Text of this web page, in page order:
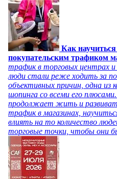
Как
покупательским трафиком
трафик в торговых центрах
люди стали реже ходить за
объективных причин, одна из
шопинга со всеми его
продолжает жить и
трафик в магазинах,
влиять на то количество
торговые точки, чтобы они